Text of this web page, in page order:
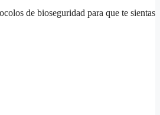
de bioseguridad para que te sientas